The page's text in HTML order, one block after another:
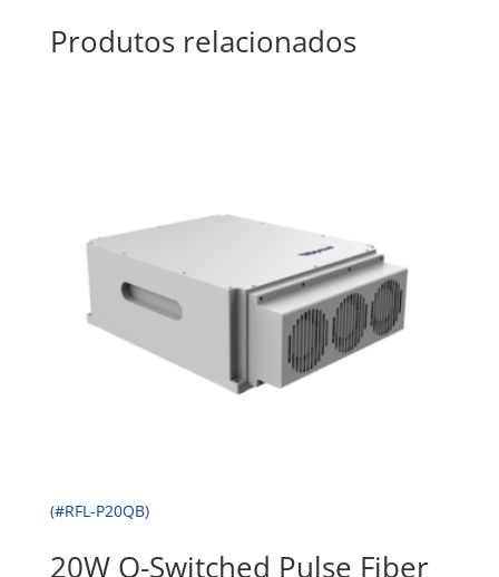
Produtos relacionados
(#RFL-P20QB)
20W Q-Switched Pulse Fiber